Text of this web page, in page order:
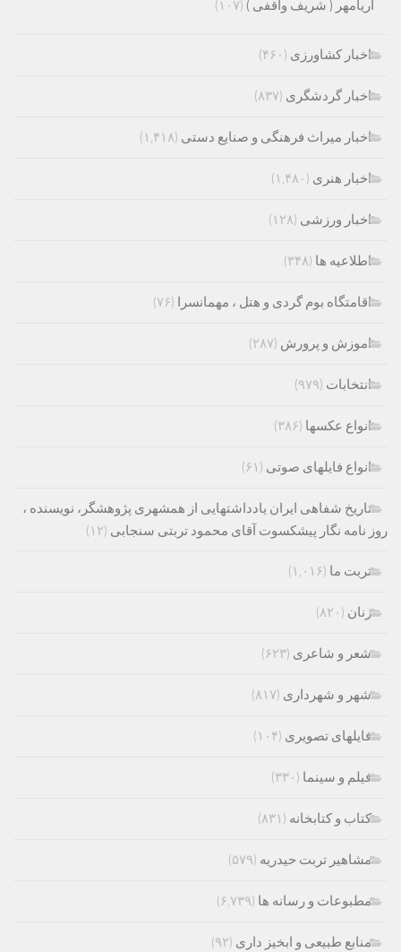
آریامهر ( شریف واقفی ) (۱۰۷)
اخبار کشاورزی (۴۶۰)
اخبار گردشگری (۸۳۷)
اخبار میراث فرهنگی و صنایع دستی (۱,۴۱۸)
اخبار هنری (۱,۴۸۰)
اخبار ورزشی (۱۲۸)
اطلاعیه ها (۳۴۸)
اقامتگاه بوم گردی و هتل ، مهمانسرا (۷۶)
اموزش و پرورش (۲۸۷)
انتخابات (۹۷۹)
انواع عکسها (۳۸۶)
انواع فایلهای صوتی (۶۱)
تاریخ شفاهی ایران یادداشتهایی از همشهری پژوهشگر، نویسنده ،
روز نامه نگار پیشکسوت آقای محمود تربتی سنجابی (۱۲)
تربت ما (۱,۰۱۶)
زنان (۸۲۰)
شعر و شاعری (۶۲۳)
شهر و شهرداری (۸۱۷)
فایلهای تصویری (۱۰۴)
فیلم و سینما (۳۳۰)
کتاب و کتابخانه (۸۳۱)
مشاهیر تربت حیدریه (۵۷۹)
مطبوعات و رسانه ها (۶,۷۳۹)
منابع طبیعی و ابخیز داری (۹۲)